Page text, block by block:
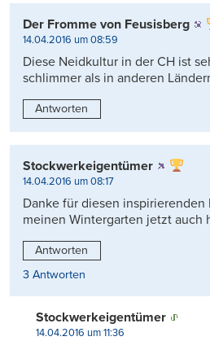
Der Fromme von Feusisberg
14.04.2016 um 08:59
Diese Neidkultur in der CH ist
schlimmer als in anderen
Antworten
Stockwerkeigentümer
14.04.2016 um 08:17
Danke für diesen inspirierenden
meinen Wintergarten jetzt auch
Antworten
3 Antworten
Stockwerkeigentümer
14.04.2016 um 11:36